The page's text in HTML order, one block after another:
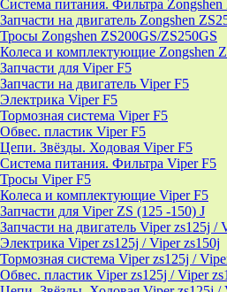
Система питания. Фильтра Zongshen
Запчасти на двигатель Zongshen
Тросы Zongshen ZS200GS/ZS250GS
Колеса и комплектующие Zongshen
Запчасти для Viper F5
Запчасти на двигатель Viper F5
Электрика Viper F5
Тормозная система Viper F5
Обвес. пластик Viper F5
Цепи. Звёзды. Ходовая Viper F5
Система питания. Фильтра Viper F5
Тросы Viper F5
Колеса и комплектующие Viper F5
Запчасти для Viper ZS (125 -150) J
Запчасти на двигатель Viper zs125j /
Электрика Viper zs125j / Viper zs150j
Тормозная система Viper zs125j /
Обвес. пластик Viper zs125j / Viper